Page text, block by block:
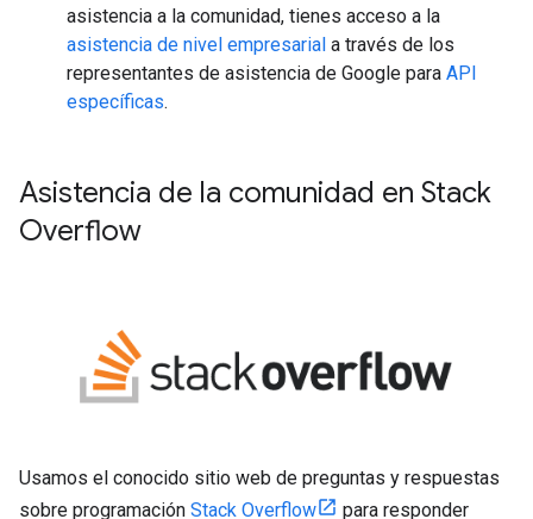
asistencia a la comunidad, tienes acceso a la
asistencia de nivel empresarial a través de los
representantes de asistencia de Google para API
específicas.
Asistencia de la comunidad en Stack
Overflow
Usamos el conocido sitio web de preguntas y respuestas
sobre programación Stack Overflow
para responder